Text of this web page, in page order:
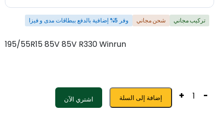
تركيب مجاني شحن مجاني وفر 5% إضافية بالدفع ببطاقات مدى و فيزا
195/55R15 85V 85V R330 Winrun
-
+ إضافة إلى السلة اشتري الآن